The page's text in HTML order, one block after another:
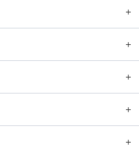
＋
＋
＋
＋
＋